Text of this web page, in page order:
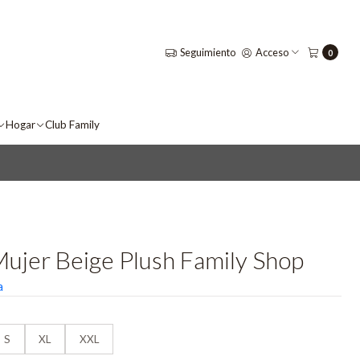
Seguimiento Acceso 0
Hogar Club Family
Beige Plush Family Shop
S XL XXL